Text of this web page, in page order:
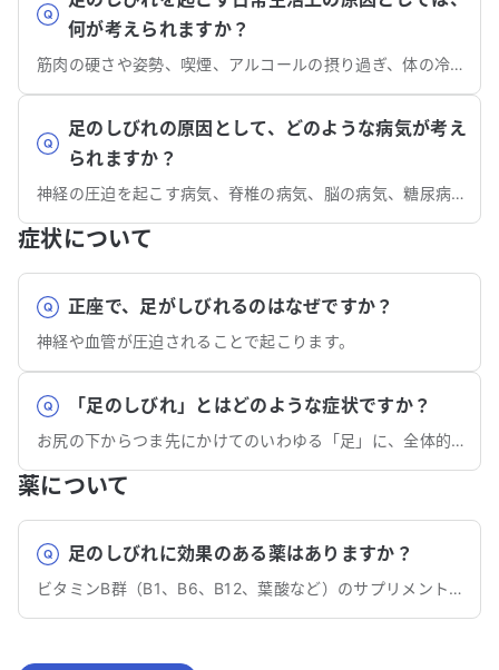
何が考えられますか？
筋肉の硬さや姿勢、喫煙、アルコールの摂り過ぎ、体の冷えなどが原因となることがあります。
足のしびれの原因として、どのような病気が考え
られますか？
神経の圧迫を起こす病気、脊椎の病気、脳の病気、糖尿病などの全身の病気など、原因はさまざまです。
症状について
正座で、足がしびれるのはなぜですか？
神経や血管が圧迫されることで起こります。
「足のしびれ」とはどのような症状ですか？
お尻の下からつま先にかけてのいわゆる「足」に、全体的ないしは部分的に「ジンジン」「ピリピリ」と表現されるような感覚が起こった状態です。
薬について
足のしびれに効果のある薬はありますか？
ビタミンB群（B1、B6、B12、葉酸など）のサプリメントが挙げられます。